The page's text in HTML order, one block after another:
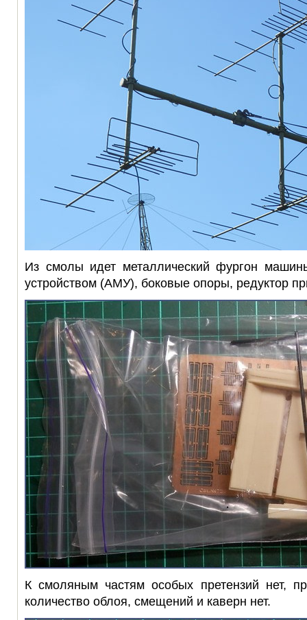
Из смолы идет металлический фургон
устройством (АМУ), боковые опоры, редуктор
К смоляным частям особых претензий нет,
количество облоя, смещений и каверн нет.